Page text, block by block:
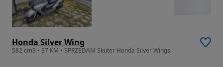
Honda Silver Wing
582 cm3 • 37 KM • SPRZEDAM Skuter Honda Silver Wings